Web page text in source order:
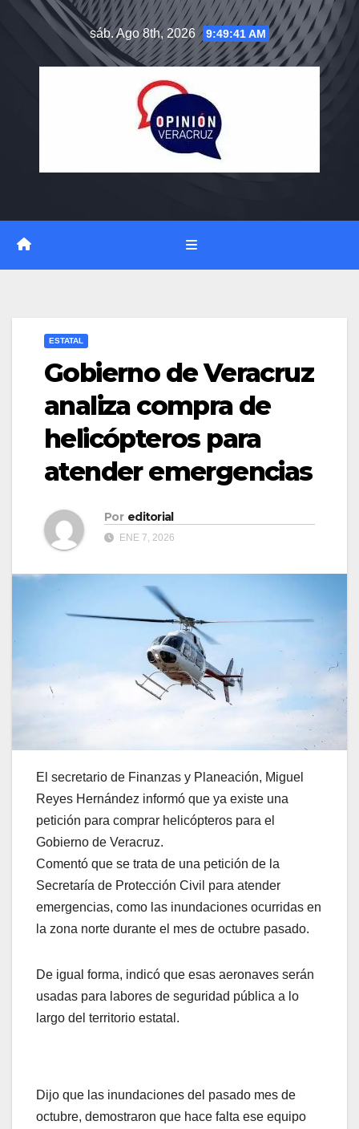
sáb. Ago 8th, 2026 9:49:42 AM
ESTATAL
Gobierno de Veracruz
analiza compra de
helicópteros para
atender emergencias
Por editorial
ENE 7, 2026
El secretario de Finanzas y Planeación, Miguel
Reyes Hernández informó que ya existe una
petición para comprar helicópteros para el
Gobierno de Veracruz.
Comentó que se trata de una petición de la
Secretaría de Protección Civil para atender
emergencias, como las inundaciones ocurridas en
la zona norte durante el mes de octubre pasado.
De igual forma, indicó que esas aeronaves serán
usadas para labores de seguridad pública a lo
largo del territorio estatal.
Dijo que las inundaciones del pasado mes de
octubre, demostraron que hace falta ese equipo